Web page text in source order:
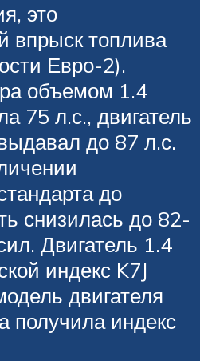
это
впрыск топлива
Евро-2).
объемом 1.4
75 л.с., двигатель
до 87 л.с.
до
снизилась до 82-
Двигатель 1.4
индекс K7J
двигателя
получила индекс